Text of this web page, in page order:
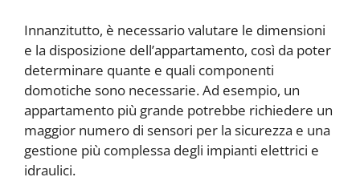
Innanzitutto, è necessario valutare le dimensioni
e la disposizione dell’appartamento, così da poter
determinare quante e quali componenti
domotiche sono necessarie. Ad esempio, un
appartamento più grande potrebbe richiedere un
maggior numero di sensori per la sicurezza e una
gestione più complessa degli impianti elettrici e
idraulici.